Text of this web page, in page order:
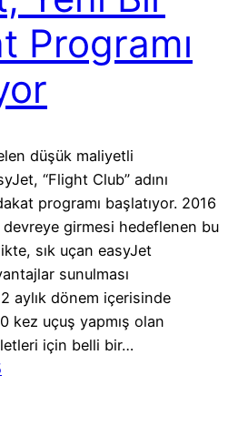
Programı
düşük maliyetli
“Flight Club” adını
programı başlatıyor. 2016
devreye girmesi hedeflenen bu
sık uçan easyJet
sunulması
aylık dönem içerisinde
kez uçuş yapmış olan
için belli bir…